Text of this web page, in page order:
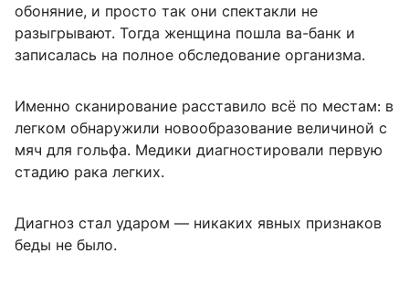
обоняние, и просто так они спектакли не
разыгрывают. Тогда женщина пошла ва-банк и
записалась на полное обследование организма.
Именно сканирование расставило всё по местам: в
легком обнаружили новообразование величиной с
мяч для гольфа. Медики диагностировали первую
стадию рака легких.
Диагноз стал ударом — никаких явных признаков
беды не было.